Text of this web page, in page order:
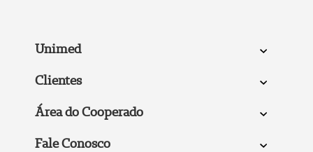
Unimed
Clientes
Área do Cooperado
Fale Conosco